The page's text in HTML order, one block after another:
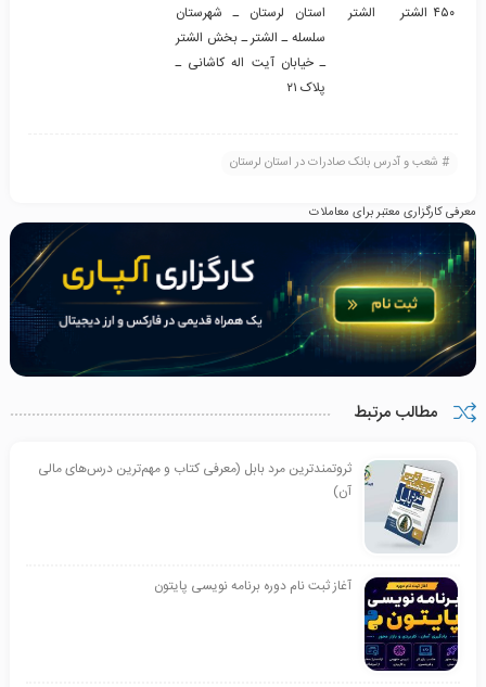
۴۵۰ الشتر الشتر
استان لرستان ـ شهرستان
سلسله ـ الشتر ـ بخش الشتر
ـ خیابان آیت اله کاشانی ـ
پلاک ۲۱
شعب و آدرس بانک صادرات در استان لرستان
معرفی کارگزاری معتبر برای معاملات
مطالب مرتبط
ثروتمندترین مرد بابل (معرفی کتاب و مهم‌ترین درس‌های مالی
آن)
آغاز ثبت نام دوره برنامه نویسی پایتون